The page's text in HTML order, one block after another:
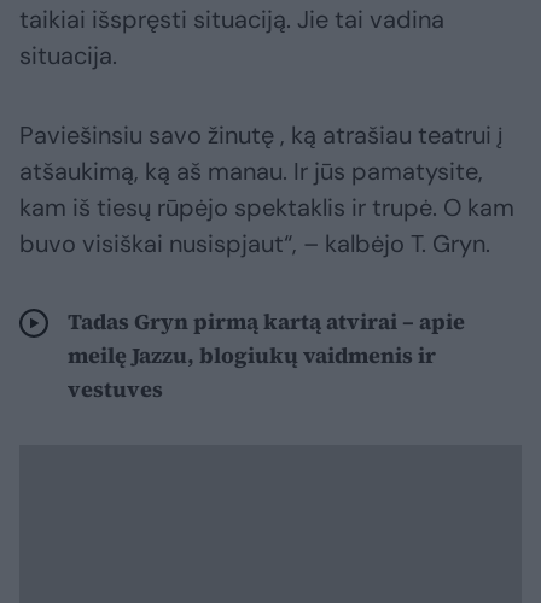
taikiai išspręsti situaciją. Jie tai vadina
situacija.
Paviešinsiu savo žinutę , ką atrašiau teatrui į
atšaukimą, ką aš manau. Ir jūs pamatysite,
kam iš tiesų rūpėjo spektaklis ir trupė. O kam
buvo visiškai nusispjaut“, – kalbėjo T. Gryn.
Tadas Gryn pirmą kartą atvirai – apie
meilę Jazzu, blogiukų vaidmenis ir
vestuves